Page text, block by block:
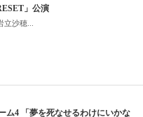
」公演
沙穂...
ム4 「夢を死なせるわけにいかな